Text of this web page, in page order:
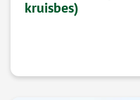
kruisbes)